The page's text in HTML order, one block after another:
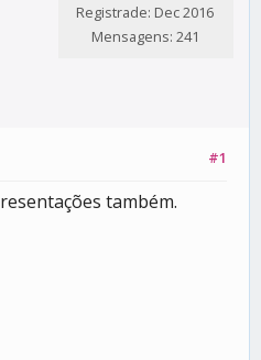
Registrade: Dec 2016
Mensagens: 241
#1
também.